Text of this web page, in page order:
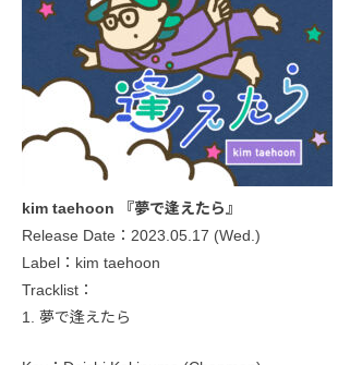
kim taehoon 『夢で逢えたら』
Release Date：2023.05.17 (Wed.)
Label：kim taehoon
Tracklist：
1. 夢で逢えたら